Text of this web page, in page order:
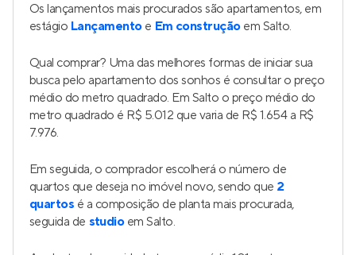
Os lançamentos mais procurados são apartamentos, em
estágio Lançamento e Em construção em Salto.
Qual comprar? Uma das melhores formas de iniciar sua
busca pelo apartamento dos sonhos é consultar o preço
médio do metro quadrado. Em Salto o preço médio do
metro quadrado é R$ 5.012 que varia de R$ 1.654 a R$
7.976.
Em seguida, o comprador escolherá o número de
quartos que deseja no imóvel novo, sendo que 2
quartos é a composição de planta mais procurada,
seguida de studioem Salto.